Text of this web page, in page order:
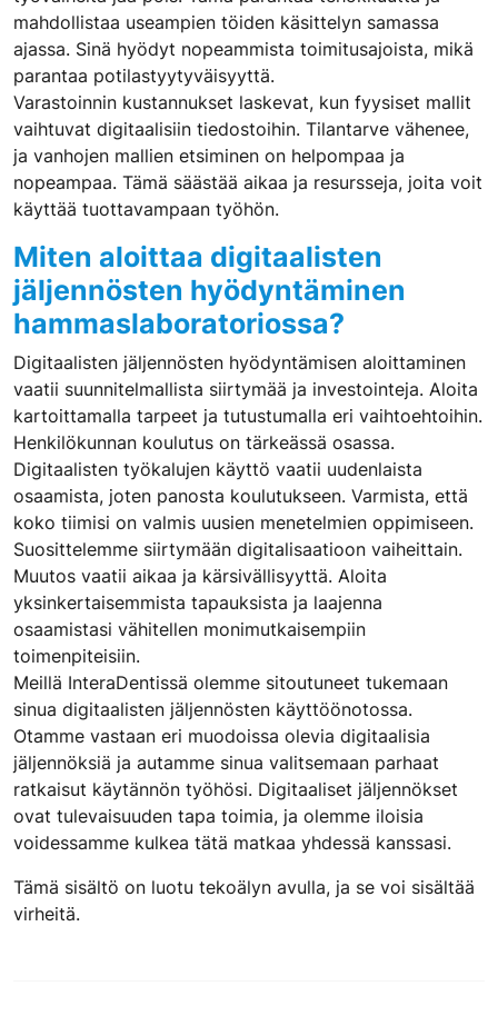
mahdollistaa useampien töiden käsittelyn samassa
ajassa. Sinä hyödyt nopeammista toimitusajoista, mikä
parantaa potilastyytyväisyyttä.
Varastoinnin kustannukset laskevat, kun fyysiset mallit
vaihtuvat digitaalisiin tiedostoihin. Tilantarve vähenee,
ja vanhojen mallien etsiminen on helpompaa ja
nopeampaa. Tämä säästää aikaa ja resursseja, joita voit
käyttää tuottavampaan työhön.
Miten aloittaa digitaalisten
jäljennösten hyödyntäminen
hammaslaboratoriossa?
Digitaalisten jäljennösten hyödyntämisen aloittaminen
vaatii suunnitelmallista siirtymää ja investointeja. Aloita
kartoittamalla tarpeet ja tutustumalla eri vaihtoehtoihin.
Henkilökunnan koulutus on tärkeässä osassa.
Digitaalisten työkalujen käyttö vaatii uudenlaista
osaamista, joten panosta koulutukseen. Varmista, että
koko tiimisi on valmis uusien menetelmien oppimiseen.
Suosittelemme siirtymään digitalisaatioon vaiheittain.
Muutos vaatii aikaa ja kärsivällisyyttä. Aloita
yksinkertaisemmista tapauksista ja laajenna
osaamistasi vähitellen monimutkaisempiin
toimenpiteisiin.
Meillä InteraDentissä olemme sitoutuneet tukemaan
sinua digitaalisten jäljennösten käyttöönotossa.
Otamme vastaan eri muodoissa olevia digitaalisia
jäljennöksiä ja autamme sinua valitsemaan parhaat
ratkaisut käytännön työhösi. Digitaaliset jäljennökset
ovat tulevaisuuden tapa toimia, ja olemme iloisia
voidessamme kulkea tätä matkaa yhdessä kanssasi.
Tämä sisältö on luotu tekoälyn avulla, ja se voi sisältää
virheitä.